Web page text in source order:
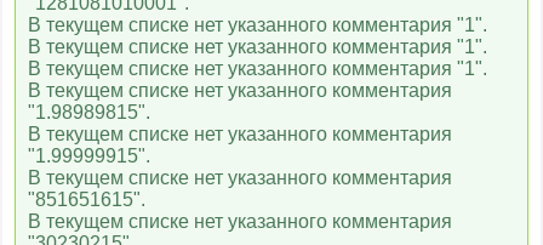
В текущем списке нет указанного комментария "1".
В текущем списке нет указанного комментария "1".
В текущем списке нет указанного комментария "1".
В текущем списке нет указанного комментария
"1.98989815".
В текущем списке нет указанного комментария
"1.99999915".
В текущем списке нет указанного комментария
"851651615".
В текущем списке нет указанного комментария